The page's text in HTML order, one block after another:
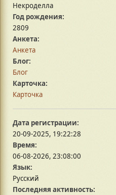
Некроделла
Год рождения:
2809
Анкета:
Анкета
Блог:
Блог
Карточка:
Карточка
Дата регистрации:
20-09-2025, 19:22:28
Время:
06-08-2026, 23:08:00
Язык:
Русский
Последняя активность: